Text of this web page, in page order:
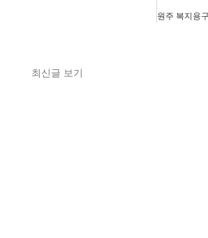
최신글 보기